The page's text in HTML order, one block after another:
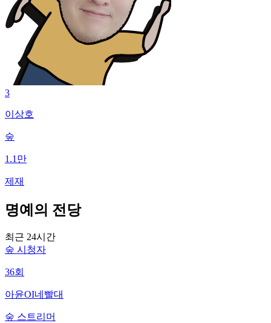
3
이상호
숲
1.1만
제재
명예의 전당
최근 24시간
숲 시청자
36회
아윤OI네빨대
숲 스트리머